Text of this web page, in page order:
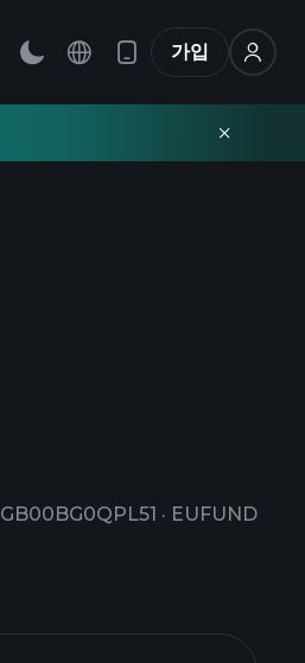
가입
GB00BG0QPL51 · EUFUND